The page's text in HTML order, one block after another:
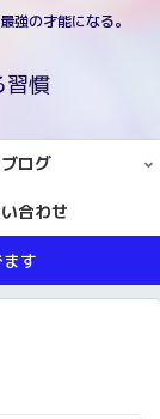
強の才能になる。
慣
ブログ
合わせ
す